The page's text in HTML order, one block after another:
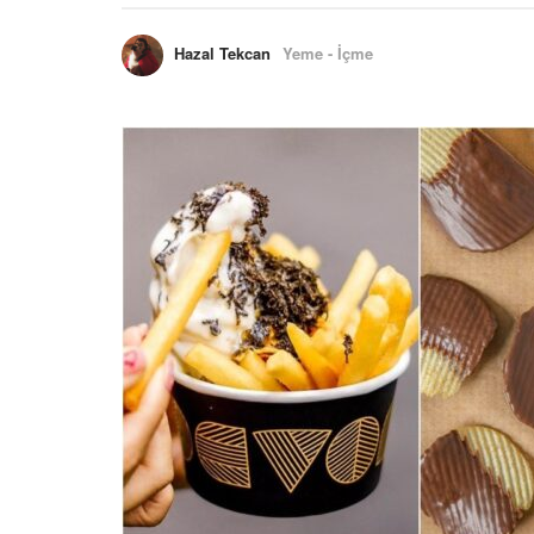
Hazal Tekcan Yeme - İçme